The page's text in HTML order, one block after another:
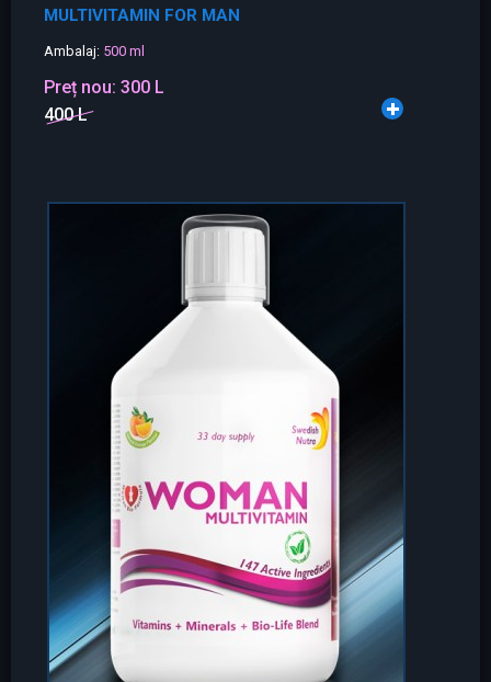
MULTIVITAMIN FOR MAN
Ambalaj: 500 ml
Preț nou: 300 L
400 L